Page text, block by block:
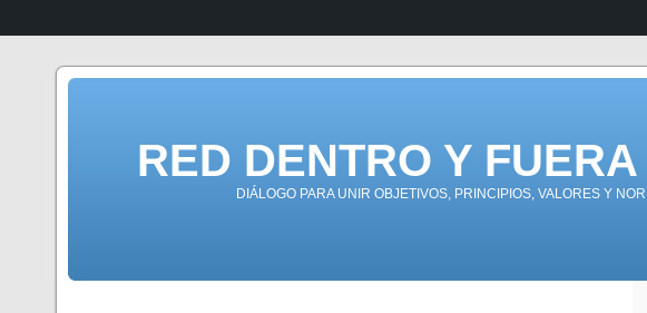
RED DENTRO Y
DIÁLOGO PARA UNIR OBJETIVOS, PRINCIPIOS, VALORES Y